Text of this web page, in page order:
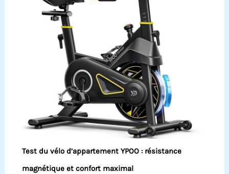
Test du vélo d’appartement YPOO : résistance
magnétique et confort maximal